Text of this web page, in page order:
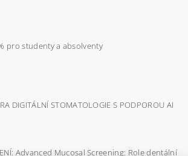
pro studenty a absolventy
DIGITÁLNÍ STOMATOLOGIE S PODPOROU AI
Advanced Mucosal Screening: Role dentální